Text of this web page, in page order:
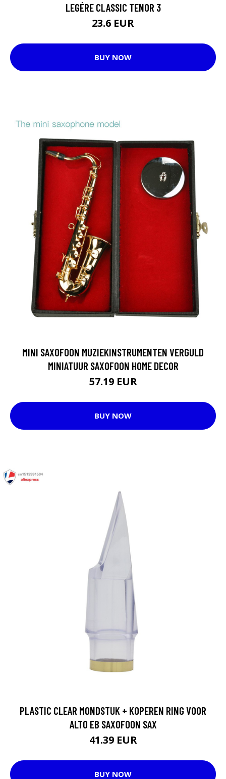
LEGÉRE CLASSIC TENOR 3
23.6 EUR
BUY NOW
MINI SAXOFOON MUZIEKINSTRUMENTEN VERGULD
MINIATUUR SAXOFOON HOME DECOR
57.19 EUR
BUY NOW
PLASTIC CLEAR MONDSTUK + KOPEREN RING VOOR
ALTO EB SAXOFOON SAX
41.39 EUR
BUY NOW